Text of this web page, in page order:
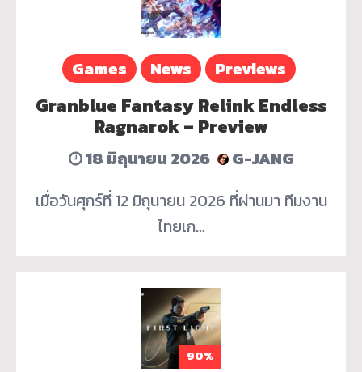
Games News Previews
Granblue Fantasy Relink Endless
Ragnarok – Preview
18 มิถุนายน 2026
G-JANG
เมื่อวันศุกร์ที่ 12 มิถุนายน 2026 ที่ผ่านมา ทีมงาน
ไทยเก…
90%